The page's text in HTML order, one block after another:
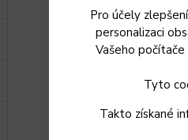
Pro účely
personalizaci
Vašeho
Tyto
Takto získané